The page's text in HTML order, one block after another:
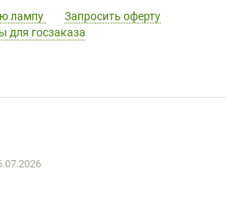
лампу
Запросить оферту
для госзаказа